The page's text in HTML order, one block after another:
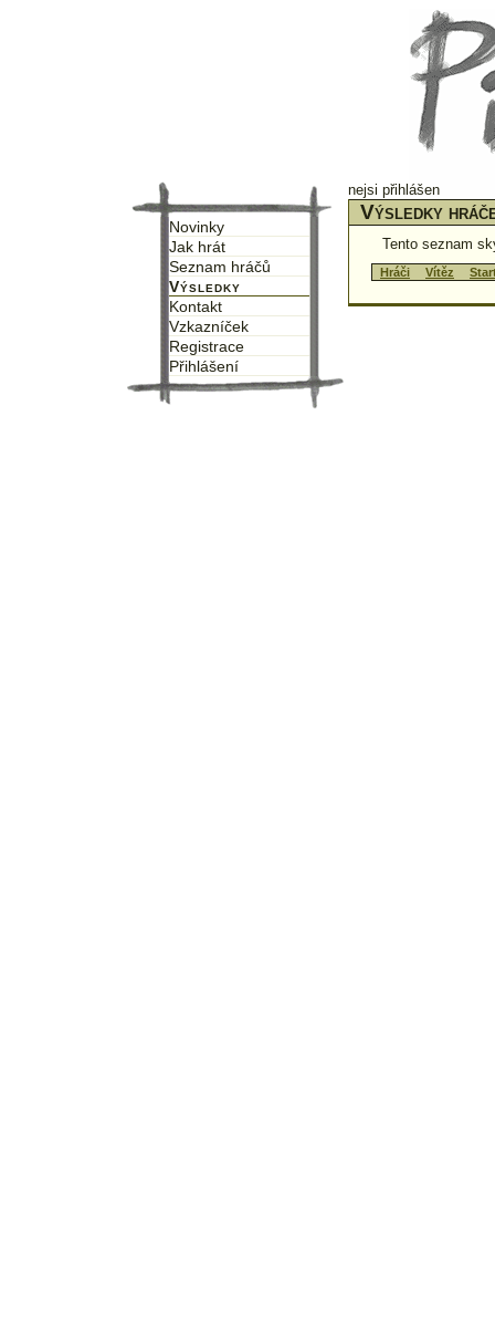
Novinky
Jak hrát
Seznam hráčů
Výsledky
Kontakt
Vzkazníček
Registrace
Přihlášení
nejsi přihlášen
Výsledky
Tento seznam
Hráči Vítěz